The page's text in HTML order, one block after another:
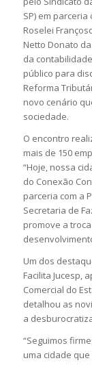
SP) em
Roselei
Netto Donato
da
público para
Reforma
novo cenário
sociedade.
O encontro
mais de 150
“Hoje, nossa
do Conexão
parceria com a
Secretaria de
promove a
Um dos
Facilita Jucesp,
Comercial do
detalhou as
a
“Seguimos
uma cidade